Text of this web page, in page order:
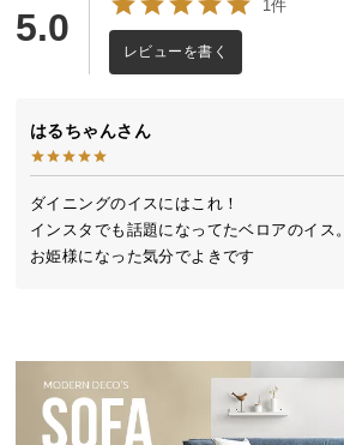
送
料
い
て
大
型
商
送
に
つ
5.0
1件
レビューを書く
はるちゃん
ダイニングのイスにはこれ！
インスタでも話題になってたベロアのイス。
お姫様になった気分でよきです